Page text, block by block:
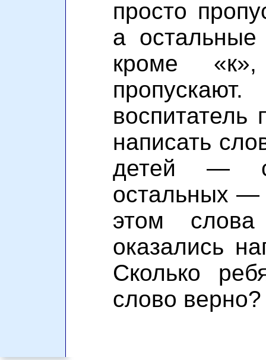
просто
а
кроме
воспитатель
написать
детей —
остальных —
этом
оказались
Сколько
слово верно?